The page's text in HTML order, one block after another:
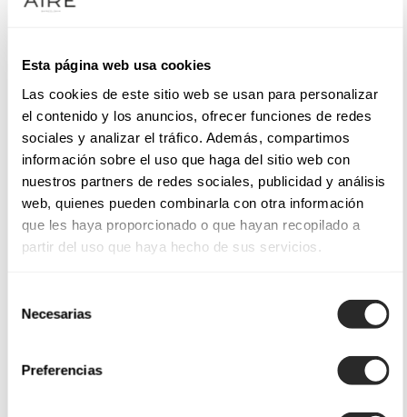
Esta página web usa cookies
Las cookies de este sitio web se usan para personalizar
el contenido y los anuncios, ofrecer funciones de redes
sociales y analizar el tráfico. Además, compartimos
información sobre el uso que haga del sitio web con
nuestros partners de redes sociales, publicidad y análisis
web, quienes pueden combinarla con otra información
que les haya proporcionado o que hayan recopilado a
partir del uso que haya hecho de sus servicios.
Necesarias
Preferencias